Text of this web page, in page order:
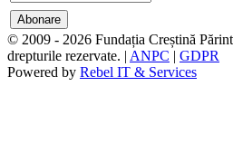
© 2009 - 2026 Fundația Creștină
drepturile rezervate. | ANPC | GDPR
Powered by Rebel IT & Services